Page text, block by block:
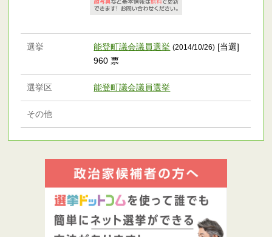
選挙 能登町議会議員選挙 (2014/10/26) [当選]
960 票
選挙区 能登町議会議員選挙
その他